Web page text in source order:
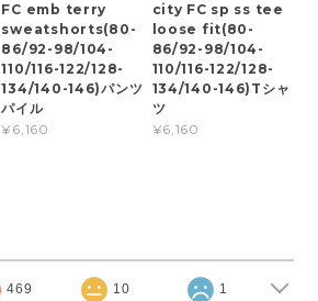
FC emb terry
sweatshorts(80-
86/92-98/104-
110/116-122/128-
134/140-146)パンツ
パイル
¥6,160
city FC sp ss tee
loose fit(80-
86/92-98/104-
110/116-122/128-
134/140-146)Tシャ
ツ
¥6,160
469 10 1